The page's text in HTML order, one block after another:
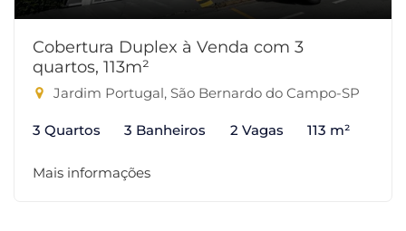
Cobertura Duplex à Venda com 3
quartos, 113m²
Jardim Portugal, São Bernardo do Campo-SP
3 Quartos 3 Banheiros 2 Vagas 113 m²
Mais informações